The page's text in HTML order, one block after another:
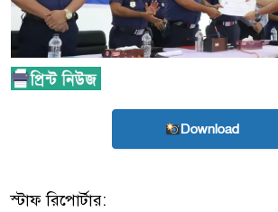
Download
স্টাফ রিপোর্টার: